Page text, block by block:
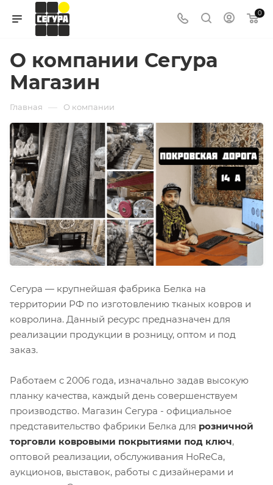
0
О компании Сегура
Магазин
Главная — О компании
Сегура — крупнейшая фабрика Белка на
территории РФ по изготовлению тканых ковров и
ковролина. Данный ресурс предназначен для
реализации продукции в розницу, оптом и под
заказ.
Работаем с 2006 года, изначально задав высокую
планку качества, каждый день совершенствуем
производство. Магазин Сегура - официальное
представительство фабрики Белка для розничной
торговли ковровыми покрытиями под ключ,
оптовой реализации, обслуживания HoReCa,
аукционов, выставок, работы с дизайнерами и